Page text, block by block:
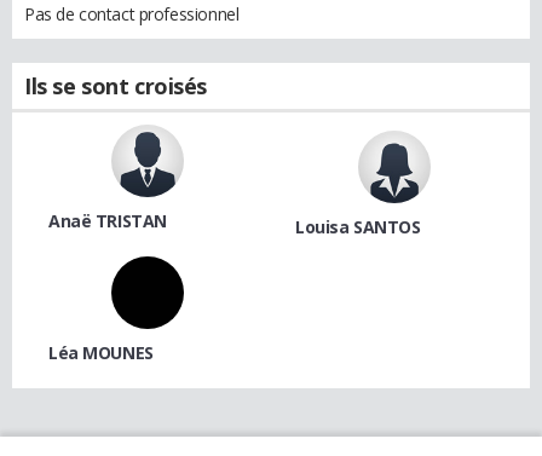
Pas de contact professionnel
Ils se sont croisés
Anaë TRISTAN Louisa SANTOS
Léa MOUNES